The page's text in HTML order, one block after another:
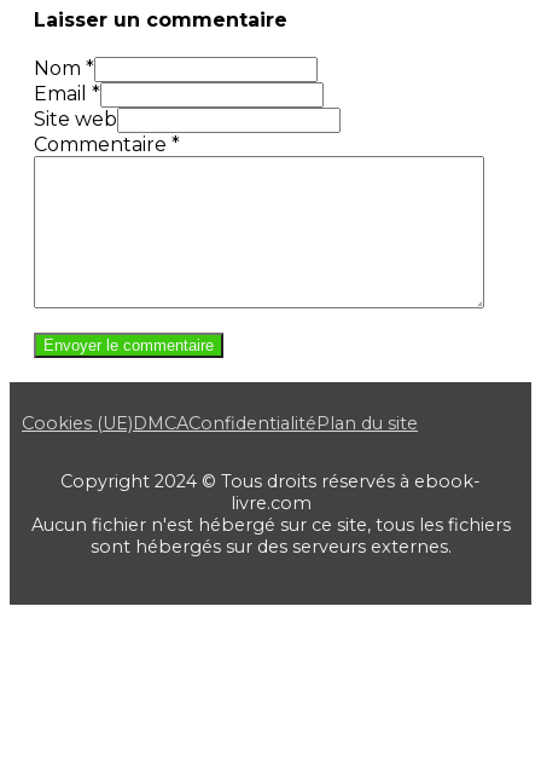
Laisser un commentaire
Nom *
Email *
Site web
Commentaire *
Cookies (UE) DMCAConfidentialité Plan du site
Copyright 2024 © Tous droits réservés à ebook-
livre.com
Aucun fichier n'est hébergé sur ce site, tous les fichiers
sont hébergés sur des serveurs externes.